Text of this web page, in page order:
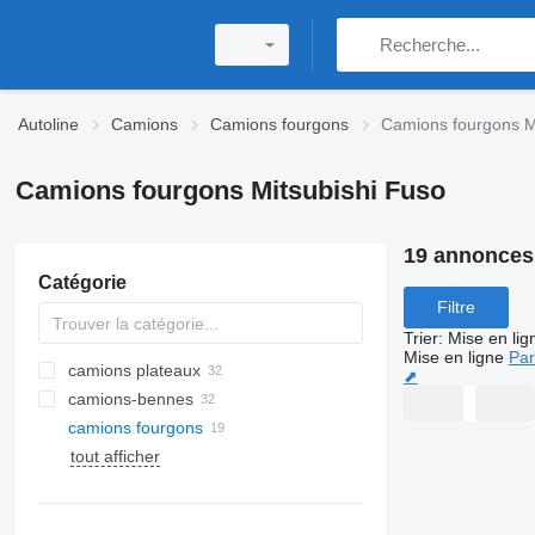
Autoline Camions Camions fourgons Camions fourgons
Camions fourgons Mitsubishi Fuso
Catégorie
camions plateaux
camions-bennes
camions fourgons
tout afficher
19
Filtre
Trier: Mise en
Mise en ligne
⬈